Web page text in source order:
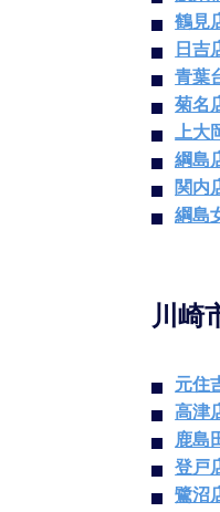
鶴見
日吉
青葉
菊名
上大
綱島
関内
綱島
川崎
元住
高津
鹿島
登戸
鷺沼